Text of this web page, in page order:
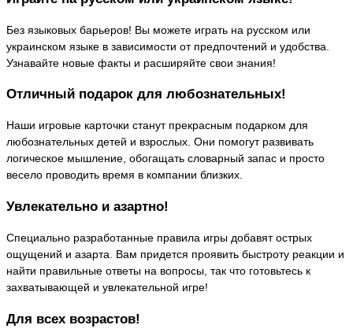
Без языковых барьеров! Вы можете играть на русском или
украинском языке в зависимости от предпочтений и удобства.
Узнавайте новые факты и расширяйте свои знания!
Отличный подарок для любознательных!
Наши игровые карточки станут прекрасным подарком для
любознательных детей и взрослых. Они помогут развивать
логическое мышление, обогащать словарный запас и просто
весело проводить время в компании близких.
Увлекательно и азартно!
Специально разработанные правила игры добавят острых
ощущений и азарта. Вам придется проявить быстроту реакции и
найти правильные ответы на вопросы, так что готовьтесь к
захватывающей и увлекательной игре!
Для всех возрастов!